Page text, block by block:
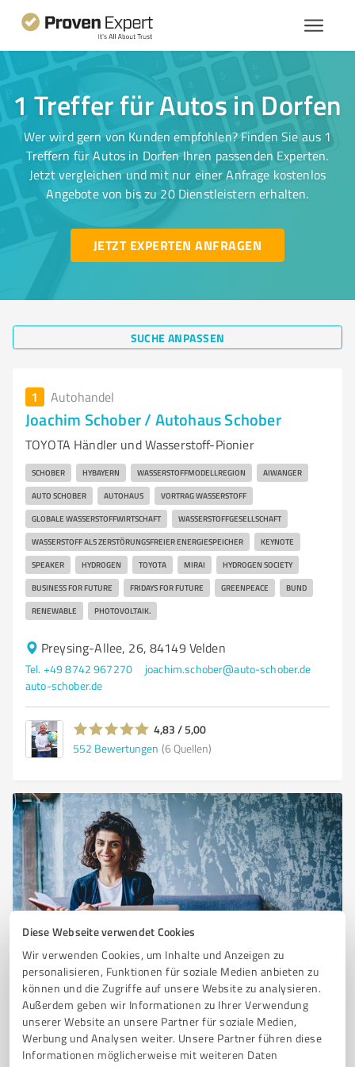
Diese Webseite verwendet Cookies
Wir verwenden Cookies, um Inhalte und Anzeigen zu
personalisieren, Funktionen für soziale Medien anbieten zu
können und die Zugriffe auf unsere Website zu analysieren.
Außerdem geben wir Informationen zu Ihrer Verwendung
unserer Website an unsere Partner für soziale Medien,
Werbung und Analysen weiter. Unsere Partner führen diese
Informationen möglicherweise mit weiteren Daten
1 Treffer für Autos in Dorfen
Wer wird gern von Kunden empfohlen? Finden Sie aus 1
Treffern für Autos in Dorfen Ihren passenden Experten.
Jetzt vergleichen und mit nur einer Anfrage kostenlos
Angebote von bis zu 20 Dienstleistern erhalten.
JETZT EXPERTEN ANFRAGEN
SUCHE ANPASSEN
1 Autohandel
Joachim Schober / Autohaus Schober
TOYOTA Händler und Wasserstoff-Pionier
SCHOBER HYBAYERN WASSERSTOFFMODELLREGION AIWANGER
AUTO SCHOBER AUTOHAUS VORTRAG WASSERSTOFF
GLOBALE WASSERSTOFFWIRTSCHAFT WASSERSTOFFGESELLSCHAFT
WASSERSTOFF ALS ZERSTÖRUNGSFREIER ENERGIESPEICHER KEYNOTE
SPEAKER HYDROGEN TOYOTA MIRAI HYDROGEN SOCIETY
BUSINESS FOR FUTURE FRIDAYS FOR FUTURE GREENPEACE BUND
RENEWABLE PHOTOVOLTAIK.
Preysing-Allee, 26, 84149 Velden
Tel. +49 8742 967270
joachim.schober@auto-schober.de
auto-schober.de
4,83 / 5,00
552 Bewertungen (6 Quellen)
Sie möchten auch hier gelistet werden?
Registrieren Sie sich jetzt und werden Sie ein von
Kunden empfohlener ProvenExpert!